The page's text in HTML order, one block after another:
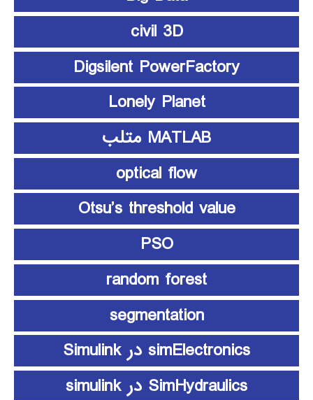
civil 3D
Digsilent PowerFactory
Lonely Planet
MATLAB متلب
optical flow
Otsu’s threshold value
PSO
random forest
segmentation
simElectronics در Simulink
SimHydraulics در simulink